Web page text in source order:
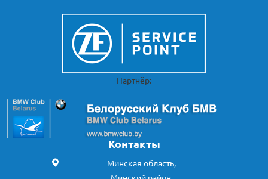
Партнёр:
Контакты
Минская область,